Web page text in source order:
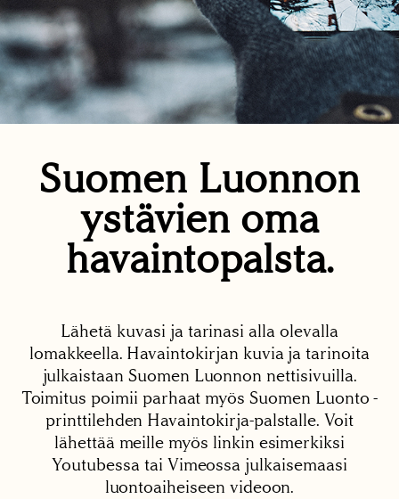
Suomen Luonnon
ystävien oma
havaintopalsta.
Lähetä kuvasi ja tarinasi alla olevalla
lomakkeella. Havaintokirjan kuvia ja tarinoita
julkaistaan Suomen Luonnon nettisivuilla.
Toimitus poimii parhaat myös Suomen Luonto -
printtilehden Havaintokirja-palstalle. Voit
lähettää meille myös linkin esimerkiksi
Youtubessa tai Vimeossa julkaisemaasi
luontoaiheiseen videoon.